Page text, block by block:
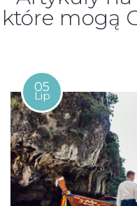
które mogą
05
Lip